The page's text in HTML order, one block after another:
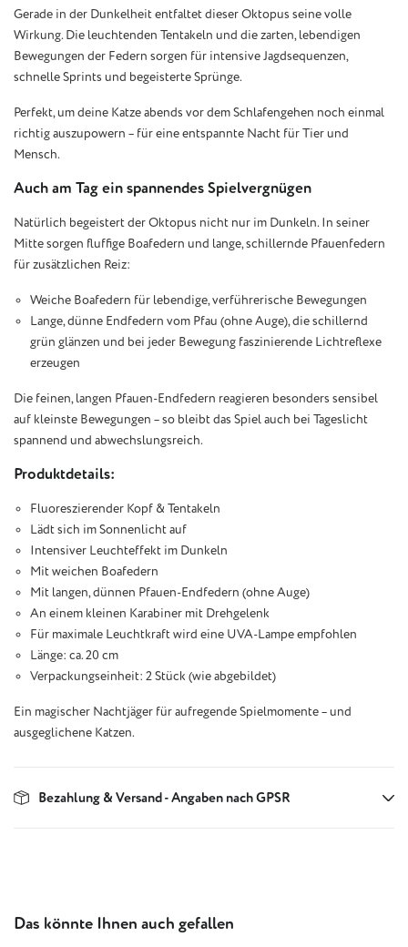
Gerade in der Dunkelheit entfaltet dieser Oktopus seine volle
Wirkung. Die leuchtenden Tentakeln und die zarten, lebendigen
Bewegungen der Federn sorgen für intensive Jagdsequenzen,
schnelle Sprints und begeisterte Sprünge.
Perfekt, um deine Katze abends vor dem Schlafengehen noch einmal
richtig auszupowern – für eine entspannte Nacht für Tier und
Mensch.
Auch am Tag ein spannendes Spielvergnügen
Natürlich begeistert der Oktopus nicht nur im Dunkeln. In seiner
Mitte sorgen fluffige Boafedern und lange, schillernde Pfauenfedern
für zusätzlichen Reiz:
Weiche Boafedern für lebendige, verführerische Bewegungen
Lange, dünne Endfedern vom Pfau (ohne Auge), die schillernd
grün glänzen und bei jeder Bewegung faszinierende Lichtreflexe
erzeugen
Die feinen, langen Pfauen-Endfedern reagieren besonders sensibel
auf kleinste Bewegungen – so bleibt das Spiel auch bei Tageslicht
spannend und abwechslungsreich.
Produktdetails:
Fluoreszierender Kopf & Tentakeln
Lädt sich im Sonnenlicht auf
Intensiver Leuchteffekt im Dunkeln
Mit weichen Boafedern
Mit langen, dünnen Pfauen-Endfedern (ohne Auge)
An einem kleinen Karabiner mit Drehgelenk
Für maximale Leuchtkraft wird eine UVA-Lampe empfohlen
Länge: ca. 20 cm
Verpackungseinheit: 2 Stück (wie abgebildet)
Ein magischer Nachtjäger für aufregende Spielmomente – und
ausgeglichene Katzen.
Bezahlung & Versand - Angaben nach GPSR
Produktgalerie überspringen
Das könnte Ihnen auch gefallen